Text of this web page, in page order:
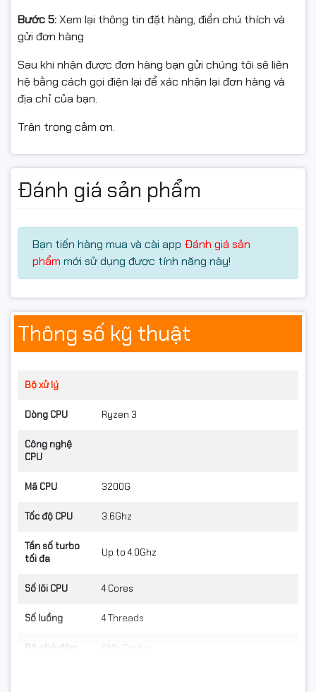
Phụ kiện kèm theo và bảo hành
Sản phẩmkèm bàn phím và chuột, thuận tiện sử dụng
ngay. PC văn phòng A3216S5 đượcbảo hành 3 năm,
mang lại sự yên tâm cho cá nhân và doanh nghiệp khi
Hancomputer.vn
Hancomputer.vn làđại lý phân phối chính hãng
mang đến cho bạn:
✅Hàngchính hãng 100% -Bảo hành 36 tháng
Giá cạnh tranh , khuyến mãi hấp dẫn
Tư vấn miễn phí, hỗ trợ kỹ thuật trọn đời
✅ Giao hàng siêu tốc trong 2 giờtại khu vực nội thành
👉Liên hệ ngay📞0961.430.383hoặc truy cập
Hancomputer.vn để được tư vấn và nhận ưu đãi tốt
nhất hôm nay!
Bước 5:Xem lại thông tin đặt hàng, điền chú thích và
gửi đơn hàng
Sau khi nhận được đơn hàng bạn gửi chúng tôi sẽ liên
hệ bằng cách gọi điện lại để xác nhận lại đơn hàng và
địa chỉ của bạn.
Trân trọng cảm ơn.
Đánh giá sản phẩm
Bạn tiến hàng mua và cài app Đánh giá sản
phẩm mới sử dụng được tính năng này!
Thông số kỹ thuật
Bộ xử lý
Dòng CPU Ryzen 3
Công nghệ
CPU
Mã CPU 3200G
Tốc độ CPU 3.6Ghz
Tần số turbo
tối đa
Up to 4.0Ghz
Số lõi CPU 4 Cores
Số luồng 4 Threads
Bộ nhớ đệm 6Mb Cache